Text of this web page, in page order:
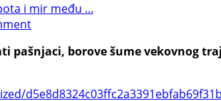
i mir među ...
pašnjaci, borove šume vekovnog